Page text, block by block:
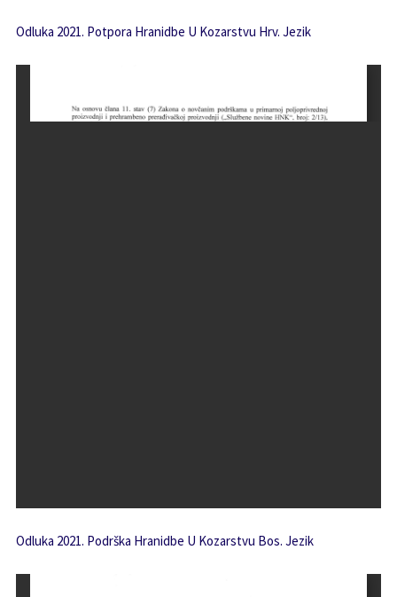
Odluka 2021. Potpora Hranidbe U Kozarstvu Hrv. Jezik
Odluka 2021. Podrška Hranidbe U Kozarstvu Bos. Jezik